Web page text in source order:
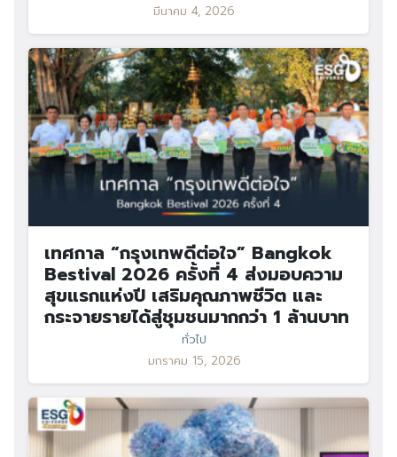
มีนาคม 4, 2026
เทศกาล “กรุงเทพดีต่อใจ” Bangkok
Bestival 2026 ครั้งที่ 4 ส่งมอบความ
สุขแรกแห่งปี เสริมคุณภาพชีวิต และ
กระจายรายได้สู่ชุมชนมากกว่า 1 ล้านบาท
ทั่วไป
มกราคม 15, 2026